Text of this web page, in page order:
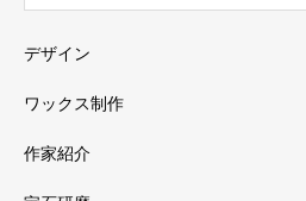
デザイン
ワックス制作
作家紹介